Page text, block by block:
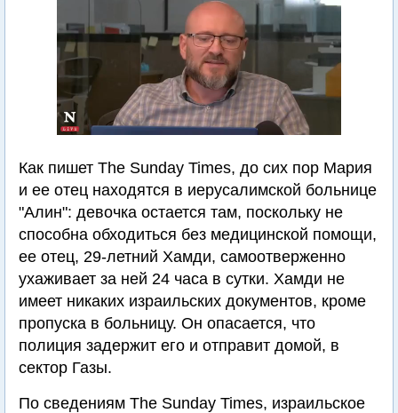
Как пишет The Sunday Times, до сих пор Мария
и ее отец находятся в иерусалимской больнице
"Алин": девочка остается там, поскольку не
способна обходиться без медицинской помощи,
ее отец, 29-летний Хамди, самоотверженно
ухаживает за ней 24 часа в сутки. Хамди не
имеет никаких израильских документов, кроме
пропуска в больницу. Он опасается, что
полиция задержит его и отправит домой, в
сектор Газы.
По сведениям The Sunday Times, израильское